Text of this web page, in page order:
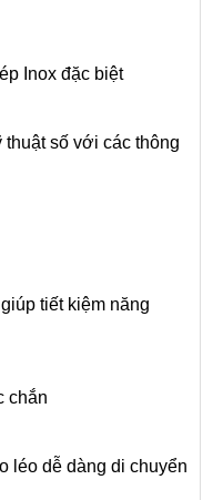
Inox đặc biệt
thuật số với các thông
tiết kiệm năng
chắn
léo dễ dàng di chuyển